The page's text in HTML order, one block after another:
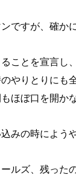
ですが、確か
ことを宣言し
やりとりにも
ほぼ口を開か
みの時によう
ルズ、残った